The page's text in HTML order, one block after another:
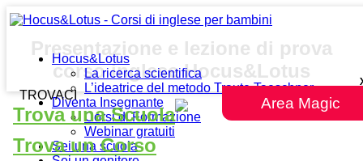
Hocus&Lotus
La ricerca scientifica
L’ideatrice del metodo Traute Taeschner
Diventa Insegnante
Corsi di Formazione
Webinar gratuiti
Sei una scuola
Area Magic
TROVACI
Trova una Scuola
Trova un Corso
Presentazione e lezione di prova
corso inglese Hocus&Lotus